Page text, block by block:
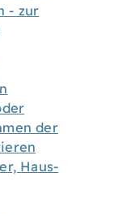
- zur
der
Haus-